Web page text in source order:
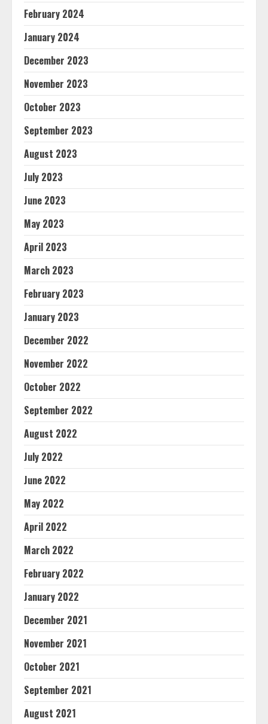
February 2024
January 2024
December 2023
November 2023
October 2023
September 2023
August 2023
July 2023
June 2023
May 2023
April 2023
March 2023
February 2023
January 2023
December 2022
November 2022
October 2022
September 2022
August 2022
July 2022
June 2022
May 2022
April 2022
March 2022
February 2022
January 2022
December 2021
November 2021
October 2021
September 2021
August 2021